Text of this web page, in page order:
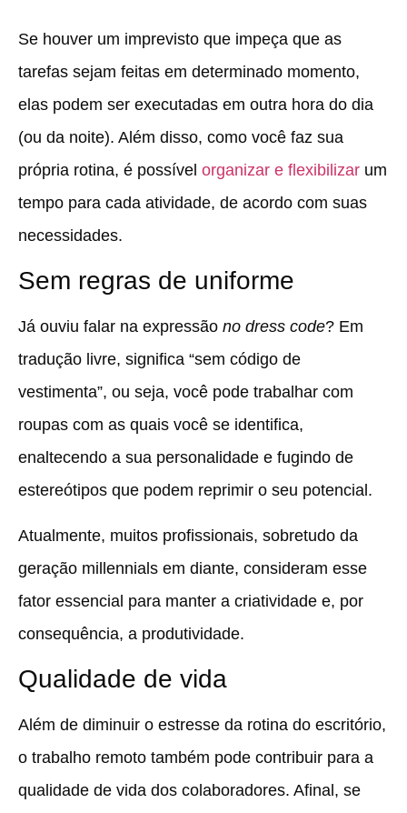
Se houver um imprevisto que impeça que as
tarefas sejam feitas em determinado momento,
elas podem ser executadas em outra hora do dia
(ou da noite). Além disso, como você faz sua
própria rotina, é possível organizar e flexibilizar um
tempo para cada atividade, de acordo com suas
necessidades.
Sem regras de uniforme
Já ouviu falar na expressão no dress code? Em
tradução livre, significa “sem código de
vestimenta”, ou seja, você pode trabalhar com
roupas com as quais você se identifica,
enaltecendo a sua personalidade e fugindo de
estereótipos que podem reprimir o seu potencial.
Atualmente, muitos profissionais, sobretudo da
geração millennials em diante, consideram esse
fator essencial para manter a criatividade e, por
consequência, a produtividade.
Qualidade de vida
Além de diminuir o estresse da rotina do escritório,
o trabalho remoto também pode contribuir para a
qualidade de vida dos colaboradores. Afinal, se